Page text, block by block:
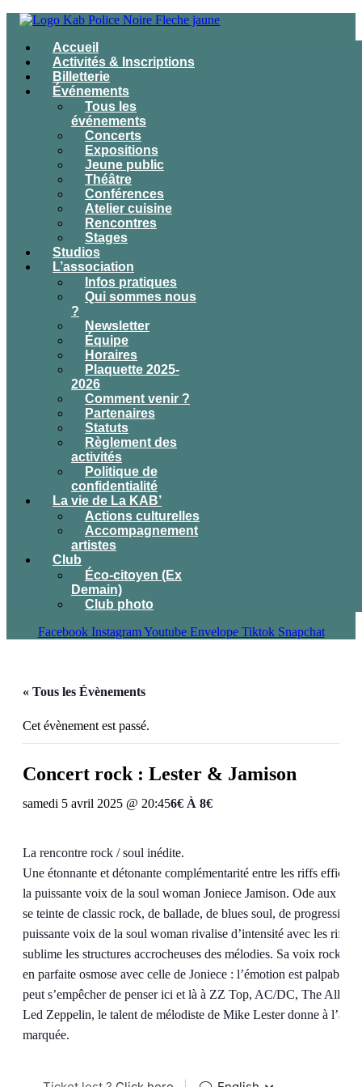
Accueil
Activités & Inscriptions
Billetterie
Événements
Tous les
événements
Concerts
Expositions
Jeune public
Théâtre
Conférences
Atelier cuisine
Rencontres
Stages
Studios
L’association
Infos pratiques
Qui sommes nous
?
Newsletter
Équipe
Horaires
Plaquette 2025-
2026
Comment venir ?
Partenaires
Statuts
Règlement des
activités
Politique de
confidentialité
La vie de La KAB’
Actions culturelles
Accompagnement
artistes
Club
Éco-citoyen (Ex
Demain)
Club photo
Facebook Instagram Youtube Envelope Tiktok Snapchat
« Tous les Évènements
Cet évènement est passé.
Concert rock : Lester & Jamison
samedi 5 avril 2025 @ 20:456€ À 8€
La rencontre rock / soul inédite.
Une étonnante et détonante complémentarité entre les riffs
la puissante voix de la soul woman Joniece Jamison. Ode aux
se teinte de classic rock, de ballade, de blues soul, de progressif,
puissante voix de la soul woman rivalise d’intensité avec les riffs
sublime les structures accrocheuses des mélodies. Sa voix rock à
en parfaite osmose avec celle de Joniece : l’émotion est palpable
peut s’empêcher de penser ici et là à ZZ Top, AC/DC, The
Led Zeppelin, le talent de mélodiste de Mike Lester donne à
marquée.